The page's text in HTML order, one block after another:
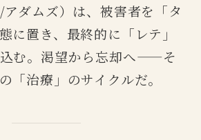
ダムズ）は、被害者を「タ
に置き、最終的に「レテ」
む。渇望から忘却へ——そ
「治療」のサイクルだ。